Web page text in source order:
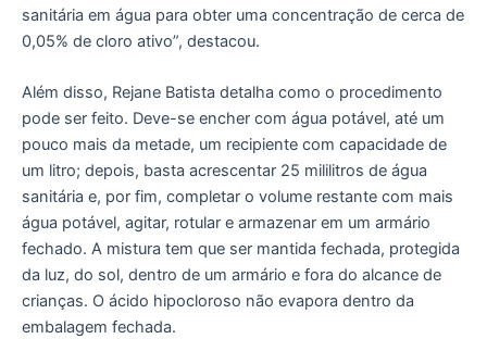
sanitária em água para obter uma concentração de cerca de
0,05% de cloro ativo”, destacou.
Além disso, Rejane Batista detalha como o procedimento
pode ser feito. Deve-se encher com água potável, até um
pouco mais da metade, um recipiente com capacidade de
um litro; depois, basta acrescentar 25 mililitros de água
sanitária e, por fim, completar o volume restante com mais
água potável, agitar, rotular e armazenar em um armário
fechado. A mistura tem que ser mantida fechada, protegida
da luz, do sol, dentro de um armário e fora do alcance de
crianças. O ácido hipocloroso não evapora dentro da
embalagem fechada.